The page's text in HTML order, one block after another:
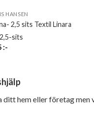
HANSEN
2,5 sits Textil Linara
sits
:-
ditt hem eller företag men